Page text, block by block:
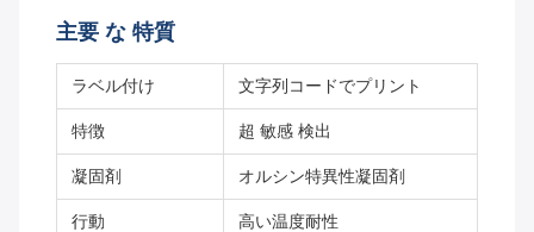
主要 な 特質
ラベル付け 文字列コードでプリント
特徴 超 敏感 検出
凝固剤 オルシン特異性凝固剤
行動 高い温度耐性